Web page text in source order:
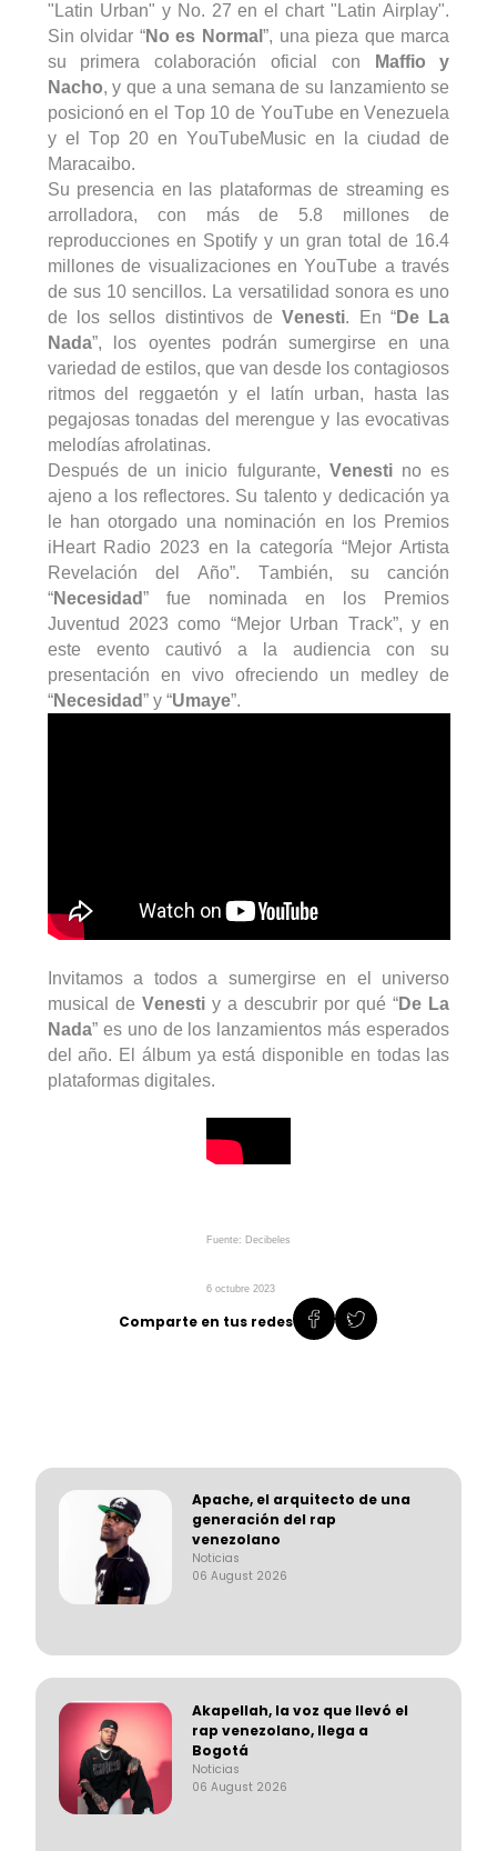
Apache, el arquitecto de una
generación del rap
venezolano
Noticias
06 August 2026
Akapellah, la voz que llevó el
rap venezolano, llega a
Bogotá
Noticias
06 August 2026
" Latin Urban" y No. 27 en el chart " Latin Airplay".
Sin olvidar “No es Normal ”, una pieza que marca
su primera colaboración oficial con
Maffio y
Nacho, y que a una semana de su lanzamiento se
posicionó en el Top 10 de YouTube en Venezuela
y el Top 20 enYouTubeMusic en la ciudad de
Maracaibo.
Su presencia en las plataformas de streaming es
arrolladora, con más de 5.8 millones de
reproducciones en Spotify y un gran total de 16.4
millones de visualizaciones en YouTube a través
de sus 10 sencillos. La versatilidad sonora es uno
de los sellos distintivos deVenesti. En “De La
Nada”, los oyentes podrán sumergirse en una
variedad de estilos, que van desde los contagiosos
ritmos del reggaetón y el latín urban, hasta las
pegajosas tonadas del merengue y las evocativas
melodías afrolatinas.
Después de un inicio fulgurante, Venestino es
ajeno a los reflectores. Su talento y dedicación ya
le han otorgado una nominación en los Premios
iHeartRadio 2023 en la categoría “Mejor Artista
Revelación del Año”. También, su canción
“Necesidad” fue nominada en los Premios
Juventud 2023 como “Mejor Urban Track”, y en
este evento cautivó a la audiencia con su
presentación en vivo ofreciendo un medley de
“Necesidad” y “Umaye”.
Invitamos a todos a sumergirse en el universo
musical de Venesti y a descubrir por qué “De La
Nada” es uno de los lanzamientos más esperados
del año. El álbum ya está disponible en todas las
plataformas digitales.
Fuente: Decibeles
6 octubre 2023
Comparte en tus redes